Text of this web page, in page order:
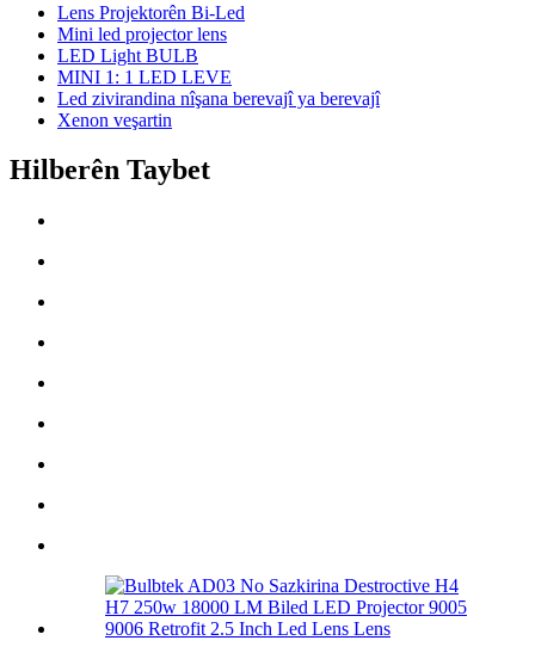
Lens Projektorên Bi-Led
Mini led projector lens
LED Light BULB
MINI 1: 1 LED LEVE
Led zivirandina nîşana berevajî ya berevajî
Xenon veşartin
Hilberên Taybet